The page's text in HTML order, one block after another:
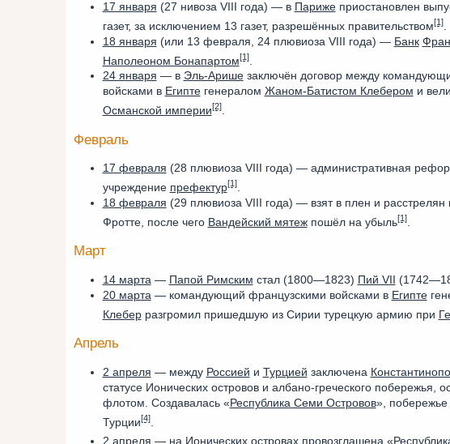
17 января (27 нивоза VIII года) — в Парижеприостановлен
газет, за исключением 13 газет, разрешённых правительством[1].
18 января (или 13 февраля, 24 плювиоза VIII года) — Банк
Наполеоном Бонапартом[1].
24 января — в Эль-Аришезаключён договор между
войсками в Египтегенералом Жаном-Батистом Клебером и
Османской империи[2].
Февраль
17 февраля (28 плювиоза VIII года) — административная
учреждение префектур[1].
18 февраля (29 плювиоза VIII года) — взят в плен и расстрелян
Фротте, после чего Вандейский мятежпошёл на убыль[1].
Март
14 марта — Папой Римским стал (1800—1823) Пий VII
20 марта — командующий французскими войсками в Египте
Клеберразгромил пришедшую из Сирии турецкую армию при
Апрель
2 апреля — между Россией и Турцией заключена
статусе Ионических островов и албано-греческого побережья,
флотом. Создавалась «Республика Семи Островов», побережье
Турции[4].
2 апреля — на Ионических островахпровозглашена «